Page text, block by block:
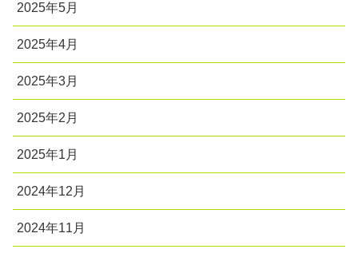
2025年5月
2025年4月
2025年3月
2025年2月
2025年1月
2024年12月
2024年11月